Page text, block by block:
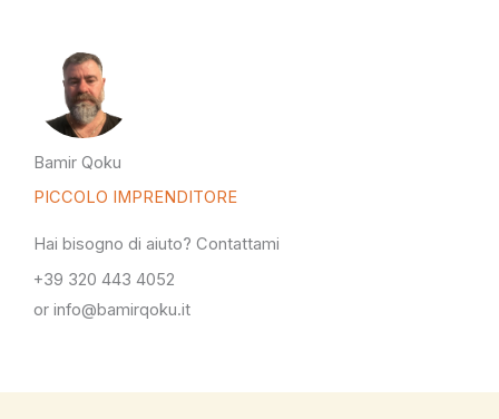
Bamir Qoku
PICCOLO IMPRENDITORE
Hai bisogno di aiuto? Contattami
+39 320 443 4052
or info@bamirqoku.it